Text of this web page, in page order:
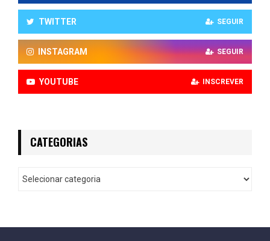
TWITTER SEGUIR
INSTAGRAM SEGUIR
YOUTUBE INSCREVER
CATEGORIAS